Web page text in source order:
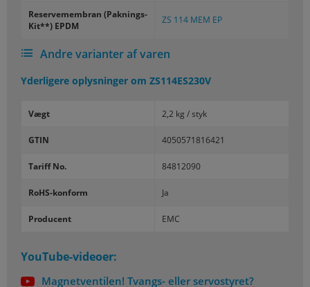
Re­ser­ve­mem­bran (Paknings-​
Kit**) EPDM
ZS 114 MEM EP
Andre varianter af varen
Yderligere oplysninger om ZS114ES230V
Vægt 2,2 kg / styk
GTIN 4050571816421
Tariff No. 84812090
RoHS-konform Ja
Producent EMC
YouTube-videoer:
Magnetventilen! Tvangs- eller servostyret?